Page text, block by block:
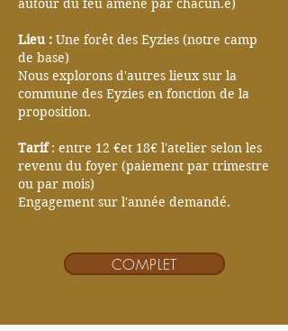
autour du feu amené par chacun.e)
Lieu : Une forêt des Eyzies (notre camp
de base)
Nous explorons d'autres lieux sur la
commune des Eyzies en fonction de la
proposition.
Tarif: entre 12 €et 18€ l'atelier selon les
revenu du foyer (paiement par trimestre
ou par mois)
Engagement sur l'année demandé.
COMPLET